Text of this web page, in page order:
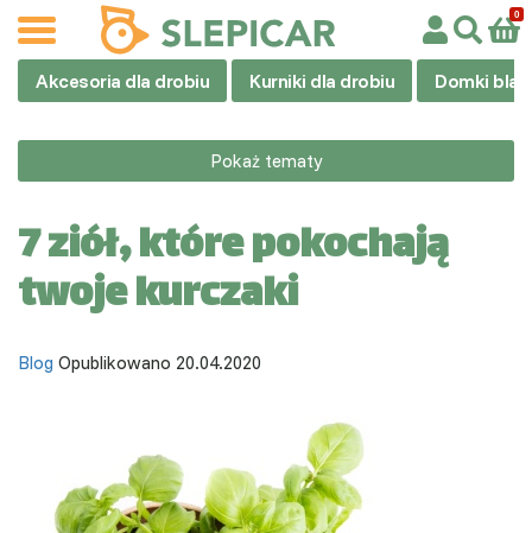
Akcesoria dla drobiu Kurniki dla drobiu Domki
Pokaż tematy
7 ziół, które pokochają
twoje kurczaki
Blog Opublikowano 20.04.2020